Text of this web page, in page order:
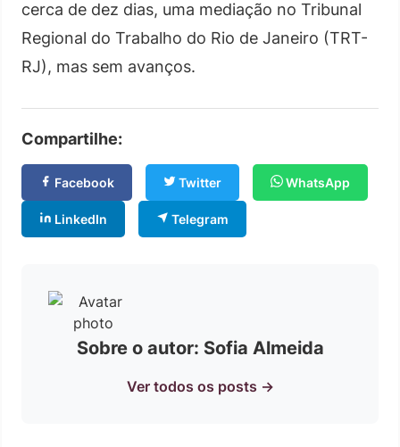
cerca de dez dias, uma mediação no Tribunal
Regional do Trabalho do Rio de Janeiro (TRT-
RJ), mas sem avanços.
Compartilhe:
Facebook Twitter WhatsApp
LinkedIn Telegram
Sobre o autor: Sofia Almeida
Ver todos os posts →